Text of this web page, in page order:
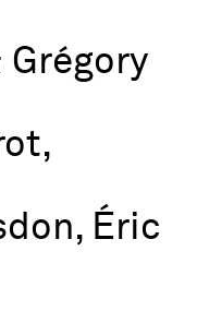
Grégory
Éric